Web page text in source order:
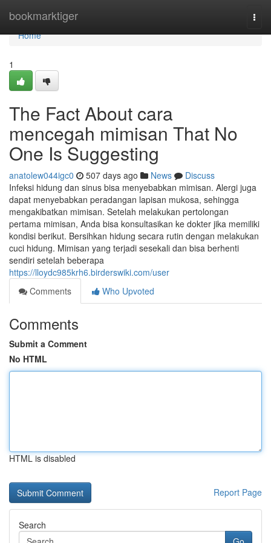
bookmarktiger
Home
Home
1
The Fact About cara
mencegah mimisan That No
One Is Suggesting
anatolew044igc0 507 days ago News
Discuss
Infeksi hidung dan sinus bisa menyebabkan mimisan. Alergi juga
dapat menyebabkan peradangan lapisan mukosa, sehingga
mengakibatkan mimisan. Setelah melakukan pertolongan
pertama mimisan, Anda bisa konsultasikan ke dokter jika memiliki
kondisi berikut. Bersihkan hidung secara rutin dengan melakukan
cuci hidung. Mimisan yang terjadi sesekali dan bisa berhenti
sendiri setelah beberapa
https://lloydc985krh6.birderswiki.com/user
Comments
Who Upvoted
Comments
Submit a Comment
No HTML
HTML is disabled
Report Page
Search